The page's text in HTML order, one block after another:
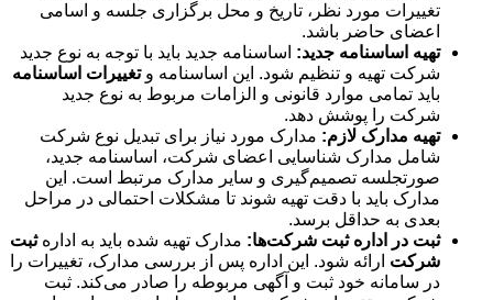
تغییرات مورد نظر، تاریخ و محل برگزاری جلسه و اسامی
اعضای حاضر باشد.
تهیه اساسنامه جدید: اساسنامه جدید باید با توجه به نوع جدید
شرکت تهیه و تنظیم شود. این اساسنامه وتغییرات اساسنامه
باید تمامی موارد قانونی و الزامات مربوط به نوع جدید
شرکت را پوشش دهد.
تهیه مدارک لازم: مدارک مورد نیاز برای تبدیل نوع شرکت
شامل مدارک شناسایی اعضای شرکت، اساسنامه جدید،
صورتجلسه تصمیم‌گیری و سایر مدارک مرتبط است. این
مدارک باید با دقت تهیه شوند تا مشکلات احتمالی در مراحل
بعدی به حداقل برسد.
ثبت در اداره ثبت شرکتها: مدارک تهیه شده باید به ادارهثبت
شرکت ارائه شود. این اداره پس از بررسی مدارک، تغییرات را
در سامانه خود ثبت و آگهی مربوطه را صادر می‌کند. ثبت